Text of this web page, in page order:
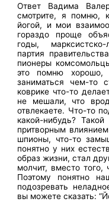
Ответ Вадима
смотрите, я помню,
йогой, и мои
гораздо проще
годы,
партия
пионеры
это помню
заниматься чем-то
коврике что-то
не мешали, что
отвлекаете. Что-то
какой-нибудь?
притворным
шпионы, что-то
понятно у них
образ жизни, стал
молчит, вместо того,
Поэтому понятно
подозревать
вы можете сказать: